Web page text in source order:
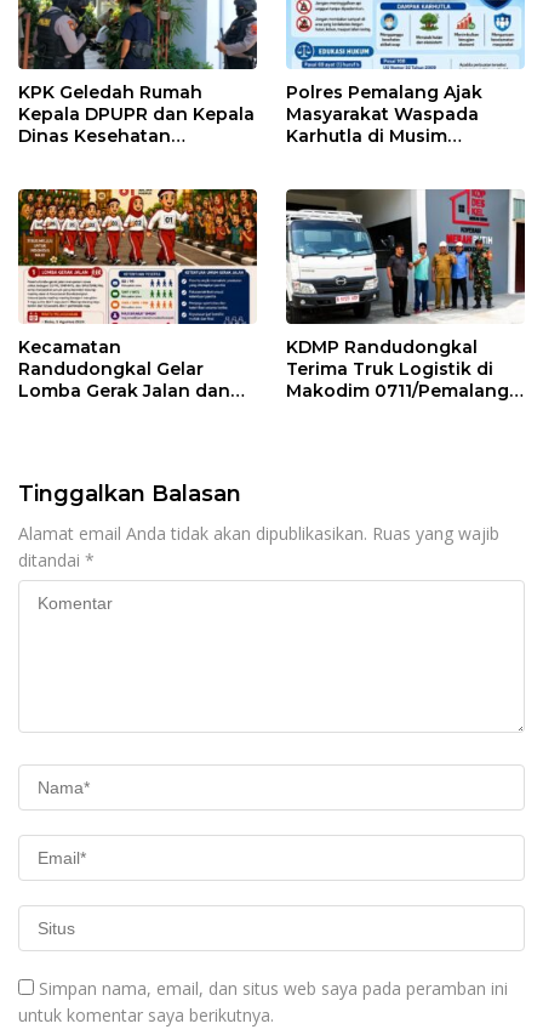
KPK Geledah Rumah
Kepala DPUPR dan Kepala
Dinas Kesehatan
Polres Pemalang Ajak
Masyarakat Waspada
Karhutla di Musim
Kecamatan
Randudongkal Gelar
Lomba Gerak Jalan dan
KDMP Randudongkal
Terima Truk Logistik di
Makodim 0711/Pemalang
Tinggalkan Balasan
Alamat email Anda tidak akan dipublikasikan. Ruas yang wajib
ditandai *
Simpan nama, email, dan situs web saya pada peramban ini
untuk komentar saya berikutnya.